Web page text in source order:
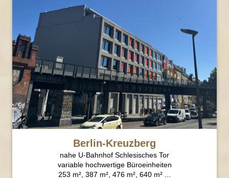
Berlin-Kreuzberg
nahe U-Bahnhof Schlesisches Tor
variable hochwertige Büroeinheiten
253 m², 387 m², 476 m², 640 m² ...